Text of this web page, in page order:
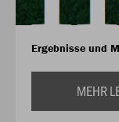
Ergebnisse und
MEHR